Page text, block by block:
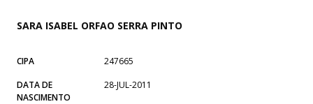
SARA ISABEL ORFAO SERRA PINTO
CIPA
247665
DATA DE
NASCIMENTO
28-JUL-2011